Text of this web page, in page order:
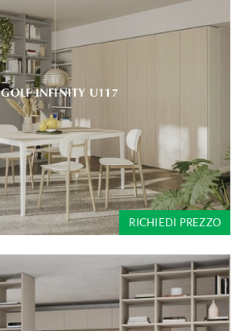
GOLF INFINITY U117
RICHIEDI PREZZO